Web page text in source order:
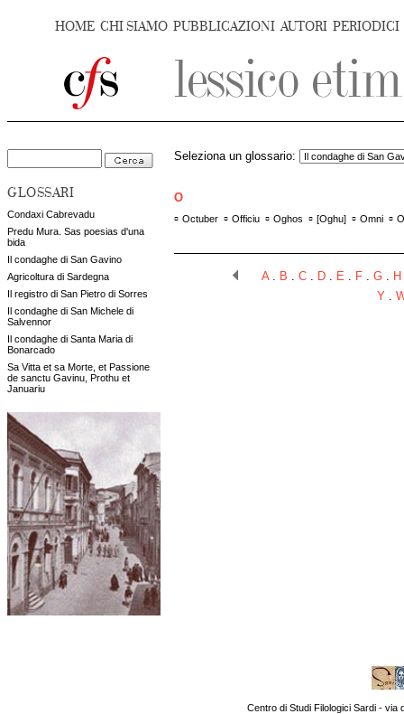
HOME CHI SIAMO PUBBLICAZIONI AUTORI PERIODICI
GLOSSARI
Condaxi Cabrevadu
Predu Mura. Sas poesias d'una
bida
Il condaghe di San Gavino
Agricoltura di Sardegna
Il registro di San Pietro di Sorres
Il condaghe di San Michele di
Salvennor
Il condaghe di Santa Maria di
Bonarcado
Sa Vitta et sa Morte, et Passione
de sanctu Gavinu, Prothu et
Januariu
Seleziona un glossario:
O
▫ Octuber ▫ Officiu ▫ Oghos ▫ [Oghu] ▫ Omni ▫
A. B . C. D. E . F. G. H
Y .
Centro di Studi Filologici Sardi - via